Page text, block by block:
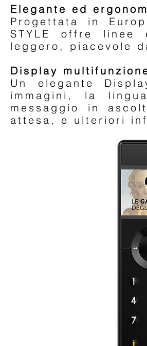
Elegante ed
Progettata in
STYLE offre linee
leggero, piacevole
Display
Un elegante
immagini, la
messaggio in
attesa, e ulteriori